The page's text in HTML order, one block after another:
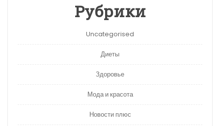
Рубрики
Uncategorised
Диеты
Здоровье
Мода и красота
Новости плюс